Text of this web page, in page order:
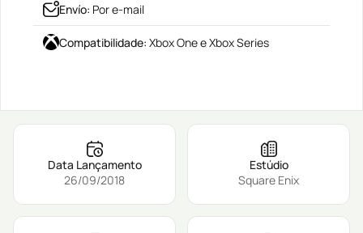
Envío: Por e-mail
Compatibilidade: Xbox One e Xbox Series
Data Lançamento
26/09/2018
Estúdio
Square Enix